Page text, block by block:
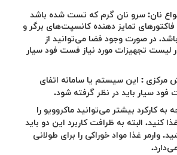
نان: سرو نان گرم که تست شده باشد
فاکتورهای تمایز دهنده کانسپت‌های برگر و
در صورت وجود فضا می‌توانید از
لیست تجهیزات مورد نیاز فست فود سیار
مرکزی : این سیستم یا سامانه اتفای
سیار باید در نظر گرفته شود.
به کارکرد بیشتر می‌توانید ماکروویو را
کنید. البته به ظرافت کاربرد این دو باید
وارمر غذا مواد خوراکی را برای طولانی